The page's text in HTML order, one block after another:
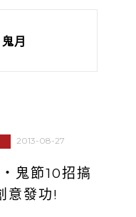
鬼月
2013-08-27
鬼節10招搞
意發功!